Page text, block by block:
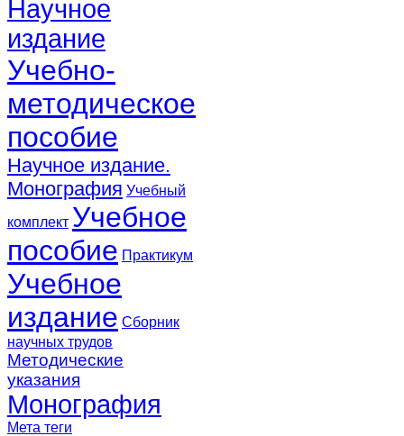
Научное
издание
Учебно-
методическое
пособие
Научное издание.
Монография Учебный
комплект Учебное
пособие Практикум
Учебное
издание Сборник
научных трудов
Методические
указания
Монография
Мета теги